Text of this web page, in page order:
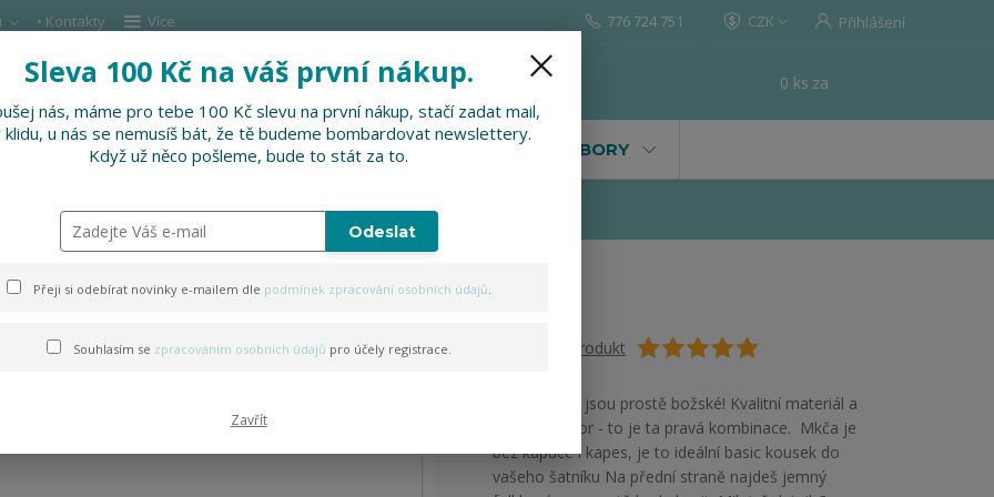
• Kontakty Více CZK Přihlášení
Hledat
776 724 751
0 ks za
DOPLŇKY SLEVNĚNO PRO FIRMY, FESTIVALY, SOUBORY
bez kapuce
Ohodnotit produkt
Naše mikiny jsou prostě božské! Kvalitní materiál a
dokonalý vzor - to je ta pravá kombinace. Mkča je
bez kapuce i kapes, je to ideální basic kousek do
vašeho šatníku Na přední straně najdeš jemný
Sleva 100 Kč na váš první nákup.
nás, máme pro tebe 100 Kč slevu na první nákup, stačí zadat mail,
klidu, u nás se nemusíš bát, že tě budeme bombardovat newslettery.
Když už něco pošleme, bude to stát za to.
Odeslat
Přeji si odebírat novinky e-mailem dle podmínek zpracování osobních údajů.
Souhlasím se zpracováním osobních údajů pro účely registrace.
Zavřít